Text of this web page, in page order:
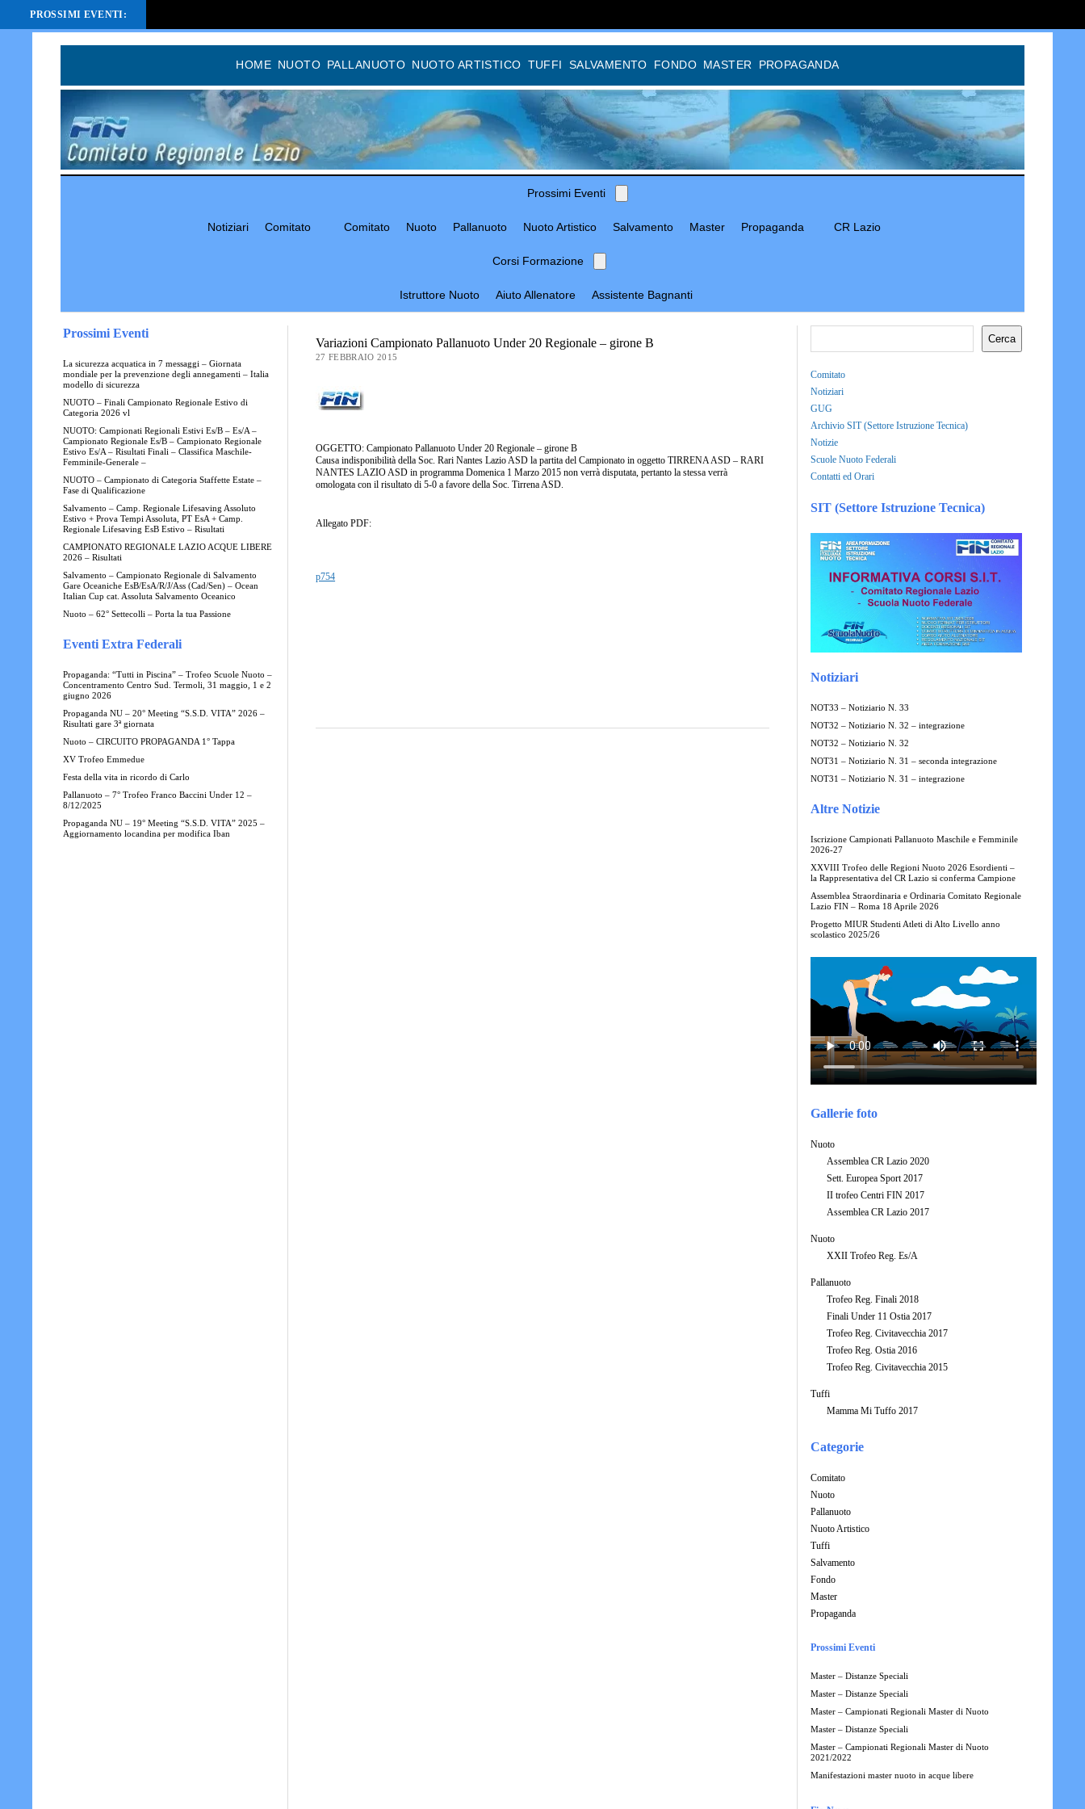
HOME NUOTO PALLANUOTO NUOTO ARTISTICO TUFFI SALVAMENTO FONDO MASTER PROPAGANDA
Notiziari Comitato
Prossimi Eventi
Comitato Nuoto Pallanuoto Nuoto Artistico Salvamento Master Propaganda CR Lazio
Corsi Formazione
Istruttore Nuoto Aiuto Allenatore Assistente Bagnanti
Prossimi Eventi
La sicurezza acquatica in 7 messaggi – Giornata
mondiale per la prevenzione degli annegamenti – Italia
modello di sicurezza
NUOTO – Finali Campionato Regionale Estivo di
Categoria 2026 vl
NUOTO: Campionati Regionali Estivi Es/B – Es/A –
Campionato Regionale Es/B – Campionato Regionale
Estivo Es/A – Risultati Finali – Classifica Maschile-
Femminile-Generale –
NUOTO – Campionato di Categoria Staffette Estate –
Fase di Qualificazione
Salvamento – Camp. Regionale Lifesaving Assoluto
Estivo + Prova Tempi Assoluta, PT EsA + Camp.
Regionale Lifesaving EsB Estivo – Risultati
CAMPIONATO REGIONALE LAZIO ACQUE LIBERE
2026 – Risultati
Salvamento – Campionato Regionale di Salvamento
Gare Oceaniche EsB/EsA/R/J/Ass (Cad/Sen) – Ocean
Italian Cup cat. Assoluta Salvamento Oceanico
Nuoto – 62° Settecolli – Porta la tua Passione
Eventi Extra Federali
Propaganda: “Tutti in Piscina” – Trofeo Scuole Nuoto –
Concentramento Centro Sud. Termoli, 31 maggio, 1 e 2
giugno 2026
Propaganda NU – 20° Meeting “S.S.D. VITA” 2026 –
Risultati gare 3ª giornata
Nuoto – CIRCUITO PROPAGANDA 1° Tappa
XV Trofeo Emmedue
Festa della vita in ricordo di Carlo
Pallanuoto – 7° Trofeo Franco Baccini Under 12 –
8/12/2025
Propaganda NU – 19° Meeting “S.S.D. VITA” 2025 –
Aggiornamento locandina per modifica Iban
Variazioni Campionato Pallanuoto Under 20 Regionale – girone B
27 FEBBRAIO 2015
OGGETTO: Campionato Pallanuoto Under 20 Regionale – girone B
Causa indisponibilità della Soc. Rari Nantes Lazio ASD la partita del Campionato in oggetto TIRRENA ASD – RARI
NANTES LAZIO ASD in programma Domenica 1 Marzo 2015 non verrà disputata, pertanto la stessa verrà
omologata con il risultato di 5-0 a favore della Soc. Tirrena ASD.
Allegato PDF:
p754
Cerca
Comitato
Notiziari
GUG
Archivio SIT (Settore Istruzione Tecnica)
Notizie
Scuole Nuoto Federali
Contatti ed Orari
SIT (Settore Istruzione Tecnica)
Notiziari
NOT33 – Notiziario N. 33
NOT32 – Notiziario N. 32 – integrazione
NOT32 – Notiziario N. 32
NOT31 – Notiziario N. 31 – seconda integrazione
NOT31 – Notiziario N. 31 – integrazione
Altre Notizie
Iscrizione Campionati Pallanuoto Maschile e Femminile
2026-27
XXVIII Trofeo delle Regioni Nuoto 2026 Esordienti –
la Rappresentativa del CR Lazio si conferma Campione
Assemblea Straordinaria e Ordinaria Comitato Regionale
Lazio FIN – Roma 18 Aprile 2026
Progetto MIUR Studenti Atleti di Alto Livello anno
scolastico 2025/26
Gallerie foto
Nuoto
Assemblea CR Lazio 2020
Sett. Europea Sport 2017
II trofeo Centri FIN 2017
Assemblea CR Lazio 2017
Nuoto
XXII Trofeo Reg. Es/A
Pallanuoto
Trofeo Reg. Finali 2018
Finali Under 11 Ostia 2017
Trofeo Reg. Civitavecchia 2017
Trofeo Reg. Ostia 2016
Trofeo Reg. Civitavecchia 2015
Tuffi
Mamma Mi Tuffo 2017
Categorie
Comitato
Nuoto
Pallanuoto
Nuoto Artistico
Tuffi
Salvamento
Fondo
Master
Propaganda
Prossimi Eventi
Master – Distanze Speciali
Master – Distanze Speciali
Master – Campionati Regionali Master di Nuoto
Master – Distanze Speciali
Master – Campionati Regionali Master di Nuoto
2021/2022
Manifestazioni master nuoto in acque libere
PROSSIMI EVENTI: